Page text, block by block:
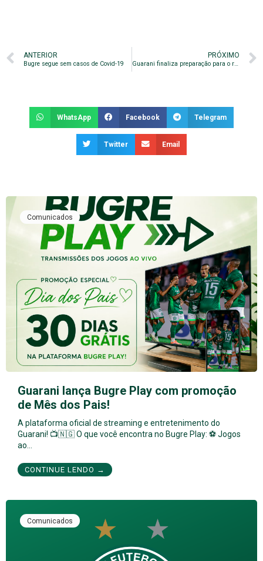
ANTERIOR
Bugre segue sem casos de Covid-19
PRÓXIMO
Guarani finaliza preparação para o retorno do Paulistão
WhatsApp Facebook Telegram
Twitter Email
Comunicados
Guarani lança Bugre Play com promoção
de Mês dos Pais!
A plataforma oficial de streaming e entretenimento do
Guarani! 📺🇳🇬 O que você encontra no Bugre Play: ⚽ Jogos
ao…
CONTINUE LENDO →
Comunicados